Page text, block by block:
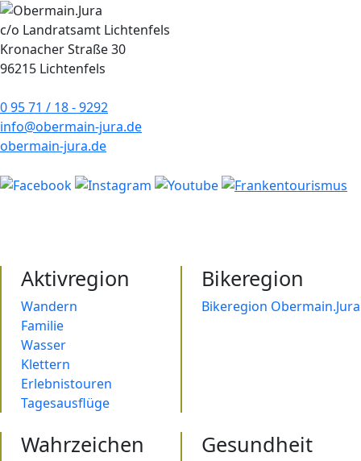
c/o Landratsamt Lichtenfels
Kronacher Straße 30
96215 Lichtenfels
0 95 71 / 18 - 9292
info@obermain-jura.de
obermain-jura.de
Aktivregion
Wandern
Familie
Wasser
Klettern
Erlebnistouren
Tagesausflüge
Bikeregion
Bikeregion Obermain.Jura
Wahrzeichen Gesundheit